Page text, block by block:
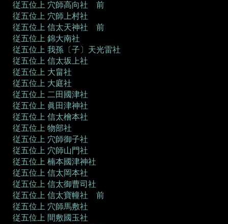
従五位上 穴師高向社 前
従五位上 穴師上村社
従五位上 信太天神社 前
従五位上 錦大南社
従五位上 我孫〔子〕天光雷社
従五位上 信太坂上社
従五位上 大畠社
従五位上 大庭社
従五位上 二田國津社
従五位上 眞田津神社
従五位上 信太檜本社
従五位上 物部社
従五位上 穴師御子社
従五位上 穴師山門社
従五位上 楠本國津神社
従五位上 信太岡本社
従五位上 信太御曹司社
従五位上 信太寶幢社 前
従五位上 穴師馬敷社
従五位上 間敷國玉社